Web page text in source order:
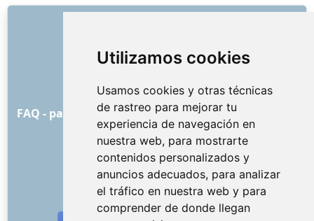
Utilizamos cookies
Usamos cookies y otras técnicas
de rastreo para mejorar tu
experiencia de navegación en
nuestra web, para mostrarte
contenidos personalizados y
anuncios adecuados, para analizar
el tráfico en nuestra web y para
comprender de donde llegan
Cómo comenzó todo
Condiciones y términos generales
FAQ - para los clientes FAQ - para los proveedores
Publicidad y marketing
Blog
Contacto
REDES SOCIALES